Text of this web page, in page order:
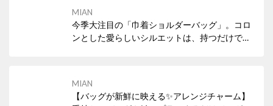
おすすめです。
MIAN
今季大注目の「巾着ショルダーバッグ」。コロ
ンとした愛らしいシルエットは、持つだけでコ
イテムです。
MIAN
【バッグが新鮮に映える✨アレンジチャーム】